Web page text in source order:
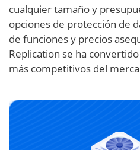
cualquier tamaño y
opciones de protección de
de funciones y precios
Replication se ha
más competitivos del